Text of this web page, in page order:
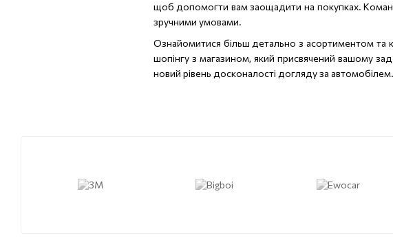
щоб допомогти вам заощадити на покупках.
зручними умовами.
Ознайомитися більш детально з асортиментом та
шопінгу з магазином, який присвячений вашому
новий рівень досконалості догляду за автомобілем.